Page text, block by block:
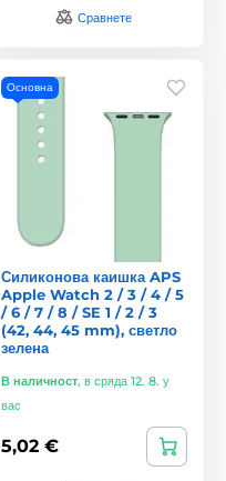
Сравнете
Основна
Силиконова каишка APS
Apple Watch 2 / 3 / 4 / 5
/ 6 / 7 / 8 / SE 1 / 2 / 3
(42, 44, 45 mm), светло
зелена
В наличност, в сряда 12. 8. у
вас
5,02 €